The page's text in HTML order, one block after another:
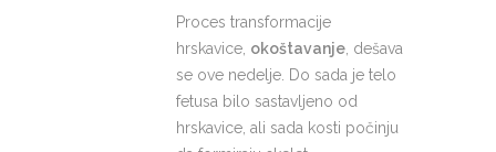
Proces transformacije
hrskavice, okoštavanje , dešava
se ove nedelje. Do sada je telo
fetusa bilo sastavljeno od
hrskavice, ali sada kosti počinju